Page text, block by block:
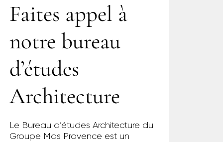
Faites appel à
notre bureau
d’études
Architecture
Le Bureau d’études Architecture du
Groupe Mas Provence est un